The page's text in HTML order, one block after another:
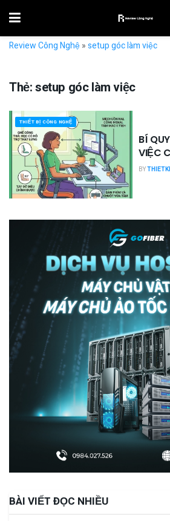
Review Công Nghệ»setup góc làm việc
Thẻ:setup góc làm việc
THIẾT BỊ CÔNG NGHỆ
BÍ
VIỆC
BY
BÀI VIẾT ĐỌC NHIỀU